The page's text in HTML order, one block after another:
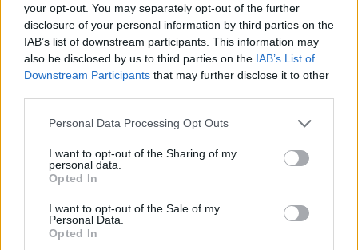
your opt-out. You may separately opt-out of the further
disclosure of your personal information by third parties on the
IAB’s list of downstream participants. This information may
also be disclosed by us to third parties on the IAB’s List of
Downstream Participants that may further disclose it to other
Please note that this website/app uses one or more Google
not limited to your visit or usage behaviour. You may click to
grant or deny consent to Google and its third-party tags to
use your data for below specified purposes in below Google
consent section.
Personal Data Processing Opt Outs
I want to opt-out of the Sharing of my
personal data.
Opted In
I want to opt-out of the Sale of my
Personal Data.
Opted In
Ναυτοπροσκόπων Σικυωνίας λειτουργεί και πάλι
στο Κιάτο! Παλιοί Πρόσκοποι, αλλά και αρκετοί
νέοι φίλοι, «Πρόσκοποι στην καρδιά»,
δημιούργησαν μία ωραία και δυνατή παρέα, χάρη
στην οποία το Προσκοπικό παιχνίδι ξεκίνησε
Με πολύ μεράκι, όρεξη και αγάπη, με την
αμέριστη συμπαράσταση του Δήμου Σικυωνίων
και της τοπικής κοινωνίας, η οποία από την
πρώτη μέρα έχει αγκαλιάσει και στηρίζει το